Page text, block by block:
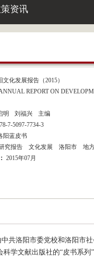
资讯
文化发展报告（2015）
REPORT ON
明 刘福兴
主编
7-5097-7734-3
阳蓝皮书
究报告 文化发展 洛阳市
地
2015年07月
中共洛阳市委党校和洛阳市
学文献出版社的“皮书系列